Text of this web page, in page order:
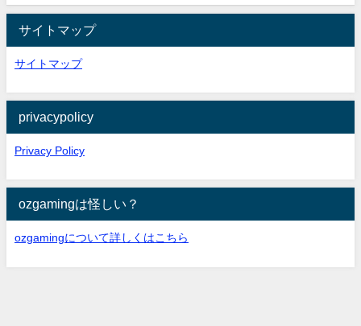
サイトマップ
サイトマップ
privacypolicy
Privacy Policy
ozgamingは怪しい？
ozgamingについて詳しくはこちら